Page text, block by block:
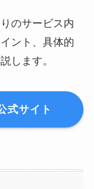
のサービス内
ント、具体的
します。
式サイト